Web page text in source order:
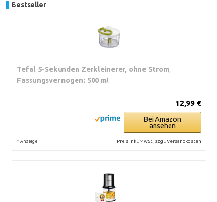
Bestseller
Tefal 5-Sekunden Zerkleinerer, ohne Strom,
Fassungsvermögen: 500 ml
12,99 €
Bei Amazon
ansehen
* Anzeige Preis inkl. MwSt., zzgl. Versandkosten